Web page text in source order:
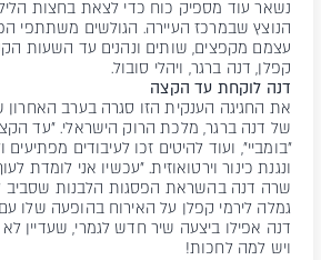
הנוצץ שבמרכז העיירה. הגולשים משתתפי
עצמם מקפצים, שותים ונהנים עד השעות
קפלן, דנה ברגר, ויהלי סובול.
דנה לוקחת עד הקצה
את החגיגה הענקית הזו סגרה בערב
של דנה ברגר, מלכת הרוק הישראלי. "עד
"בומביי", ועוד להיטים זכו לעיבודים מפתיעים
ונגנת כינור וירטואוזית. "עכשיו אני לומדת
שרה דנה בהשראת הפסגות הלבנות שסביב
גמלה לירמי קפלן על האירוח בהופעה שלו
דנה אפילו ביצעה שיר חדש לגמרי, שעדיין
ויש למה לחכות!